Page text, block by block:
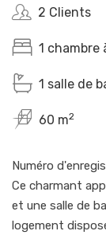
2 Clients
1 chambre
1 salle de
60 m2
Numéro
Ce charmant
et une salle de
logement